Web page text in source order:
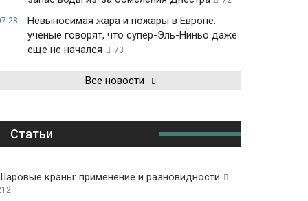
Невыносимая жара и пожары в Европе:
ученые говорят, что супер-Эль-Ниньо даже
еще не начался
73
Все новости
Статьи
краны: применение и разновидности